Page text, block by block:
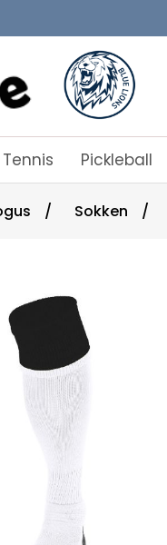
Tennis Pickleball
/ Sokken /